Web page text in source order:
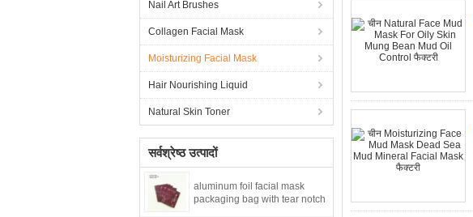
Nail Art Brushes
Collagen Facial Mask
Moisturizing Facial Mask
Hair Nourishing Liquid
Natural Skin Toner
सर्वश्रेष्ठ उत्पादों
aluminum foil facial mask
packaging bag with tear notch